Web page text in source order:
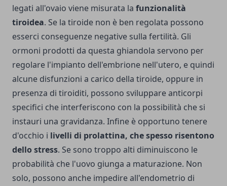
legati all'ovaio viene misurata la funzionalità
tiroidea. Se la tiroide non è ben regolata possono
esserci conseguenze negative sulla fertilità. Gli
ormoni prodotti da questa ghiandola servono per
regolare l'impianto dell'embrione nell'utero, e quindi
alcune disfunzioni a carico della tiroide, oppure in
presenza di tiroiditi, possono sviluppare anticorpi
specifici che interferiscono con la possibilità che si
instauri una gravidanza. Infine è opportuno tenere
d'occhio i livelli di prolattina, che spesso risentono
dello stress. Se sono troppo alti diminuiscono le
probabilità che l'uovo giunga a maturazione. Non
solo, possono anche impedire all'endometrio di